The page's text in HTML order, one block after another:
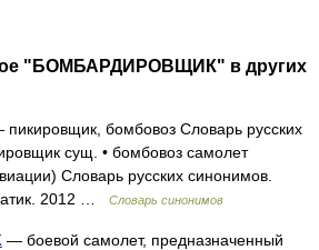
"БОМБАРДИРОВЩИК" в других
бомбовоз Словарь русских
сущ. • бомбовоз самолет
Словарь русских синонимов.
2012 …
Словарь синонимов
— боевой самолет, предназначенный